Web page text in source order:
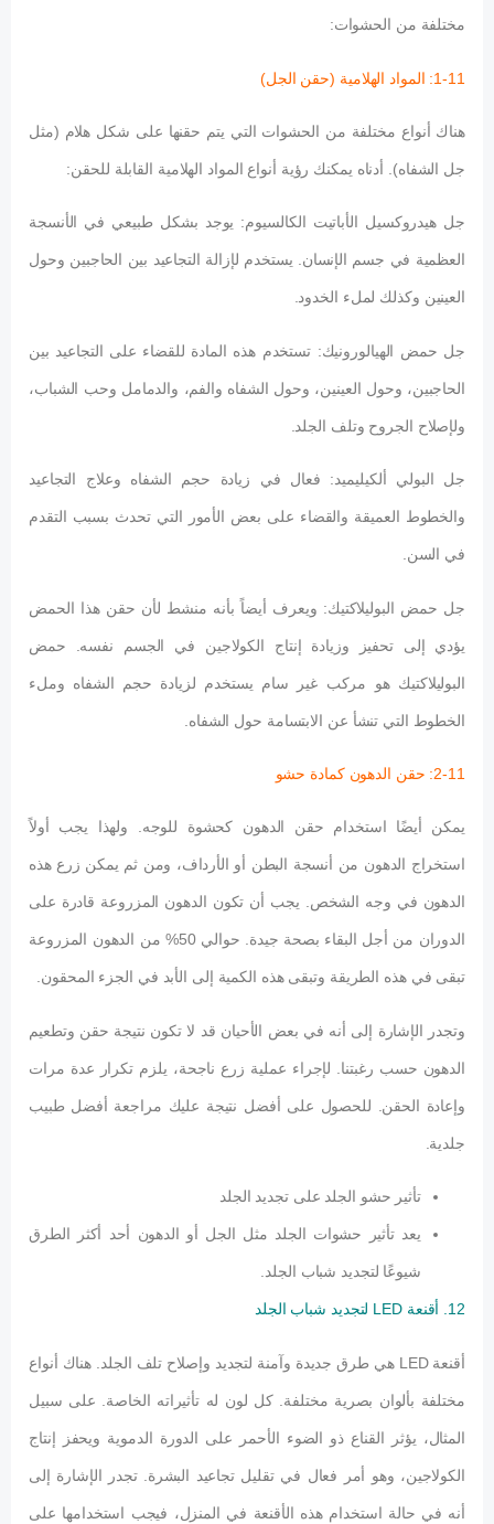
مختلفة من الحشوات:
1-11: المواد الهلامية (حقن الجل)
هناك أنواع مختلفة من الحشوات التي يتم حقنها على شكل هلام (مثل
جل الشفاه). أدناه يمكنك رؤية أنواع المواد الهلامية القابلة للحقن:
جل هيدروكسيل الأباتيت الكالسيوم: يوجد بشكل طبيعي في الأنسجة
العظمية في جسم الإنسان. يستخدم لإزالة التجاعيد بين الحاجبين وحول
العينين وكذلك لملء الخدود.
جل حمض الهيالورونيك: تستخدم هذه المادة للقضاء على التجاعيد بين
الحاجبين، وحول العينين، وحول الشفاه والفم، والدمامل وحب الشباب،
ولإصلاح الجروح وتلف الجلد.
جل البولي ألكيليميد: فعال في زيادة حجم الشفاه وعلاج التجاعيد
والخطوط العميقة والقضاء على بعض الأمور التي تحدث بسبب التقدم
في السن.
جل حمض البوليلاكتيك: ويعرف أيضاً بأنه منشط لأن حقن هذا الحمض
يؤدي إلى تحفيز وزيادة إنتاج الكولاجين في الجسم نفسه. حمض
البوليلاكتيك هو مركب غير سام يستخدم لزيادة حجم الشفاه وملء
الخطوط التي تنشأ عن الابتسامة حول الشفاه.
2-11: حقن الدهون كمادة حشو
يمكن أيضًا استخدام حقن الدهون كحشوة للوجه. ولهذا يجب أولاً
استخراج الدهون من أنسجة البطن أو الأرداف، ومن ثم يمكن زرع هذه
الدهون في وجه الشخص. يجب أن تكون الدهون المزروعة قادرة على
الدوران من أجل البقاء بصحة جيدة. حوالي 50% من الدهون المزروعة
تبقى في هذه الطريقة وتبقى هذه الكمية إلى الأبد في الجزء المحقون.
وتجدر الإشارة إلى أنه في بعض الأحيان قد لا تكون نتيجة حقن وتطعيم
الدهون حسب رغبتنا. لإجراء عملية زرع ناجحة، يلزم تكرار عدة مرات
وإعادة الحقن. للحصول على أفضل نتيجة عليك مراجعة أفضل طبيب
جلدية.
تأثير حشو الجلد على تجديد الجلد
يعد تأثير حشوات الجلد مثل الجل أو الدهون أحد أكثر الطرق
شيوعًا لتجديد شباب الجلد.
12. أقنعة LED لتجديد شباب الجلد
أقنعة LED هي طرق جديدة وآمنة لتجديد وإصلاح تلف الجلد. هناك أنواع
مختلفة بألوان بصرية مختلفة. كل لون له تأثيراته الخاصة. على سبيل
المثال، يؤثر القناع ذو الضوء الأحمر على الدورة الدموية ويحفز إنتاج
الكولاجين، وهو أمر فعال في تقليل تجاعيد البشرة. تجدر الإشارة إلى
أنه في حالة استخدام هذه الأقنعة في المنزل، فيجب استخدامها على